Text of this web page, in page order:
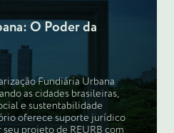
O Poder da
Fundiária Urbana
as cidades brasileiras,
e sustentabilidade
oferece suporte jurídico